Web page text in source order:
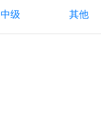
中级 其他